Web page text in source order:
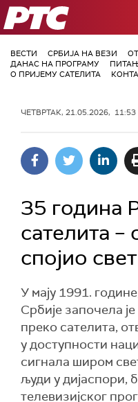
РТС
ВЕСТИ СРБИЈА НА ВЕЗИ
ДАНАС НА ПРОГРАМУ
О ПРИЈЕМУ САТЕЛИТА
ЧЕТВРТАК, 21.05.2026, 11:53
35 година
сателита –
спојио свет
У мају 1991.
Србије започела
преко сателита,
у доступности
сигнала широм
људи у дијаспори,
телевизијског